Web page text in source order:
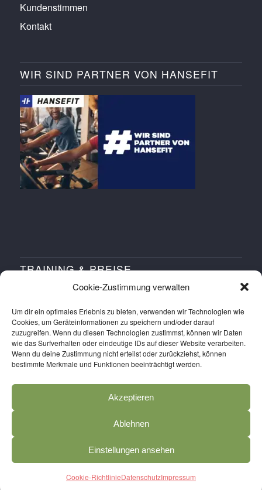
Cookie-Zustimmung verwalten
Um dir ein optimales Erlebnis zu bieten, verwenden wir Technologien wie
Cookies, um Geräteinformationen zu speichern und/oder darauf
zuzugreifen. Wenn du diesen Technologien zustimmst, können wir Daten
wie das Surfverhalten oder eindeutige IDs auf dieser Website verarbeiten.
Wenn du deine Zustimmung nicht erteilst oder zurückziehst, können
bestimmte Merkmale und Funktionen beeinträchtigt werden.
Akzeptieren
Ablehnen
Einstellungen ansehen
Cookie-RichtlinieDatenschutzImpressum
Kundenstimmen
Kontakt
WIR SIND PARTNER VON HANSEFIT
TRAINING & PREISE
Workshops buchen
Probetraining buchen
Preise
Salva SPORTS APP holen
© Copyright2026 - Salva SPORTS Kassel
Datenschutz AGB Cookie-Richtlinie (EU)